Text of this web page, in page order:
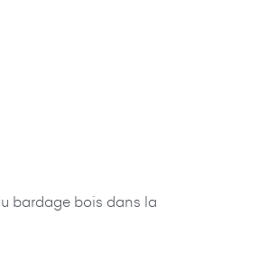
bardage bois dans la